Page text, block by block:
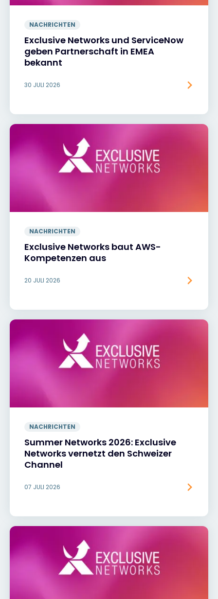
NACHRICHTEN
Exclusive Networks und ServiceNow
geben Partnerschaft in EMEA
bekannt
30 JULI 2026
NACHRICHTEN
Exclusive Networks baut AWS-
Kompetenzen aus
20 JULI 2026
NACHRICHTEN
Summer Networks 2026: Exclusive
Networks vernetzt den Schweizer
Channel
07 JULI 2026